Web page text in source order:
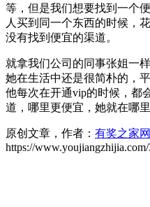
等，但是我们想要找到一个
人买到同一个东西的时候，
没有找到便宜的渠道。
就拿我们公司的同事张姐一
她在生活中还是很简朴的，
他每次在开通vip的时候，都
道，哪里更便宜，她就在哪里
原创文章，作者： 有奖之家网
https://